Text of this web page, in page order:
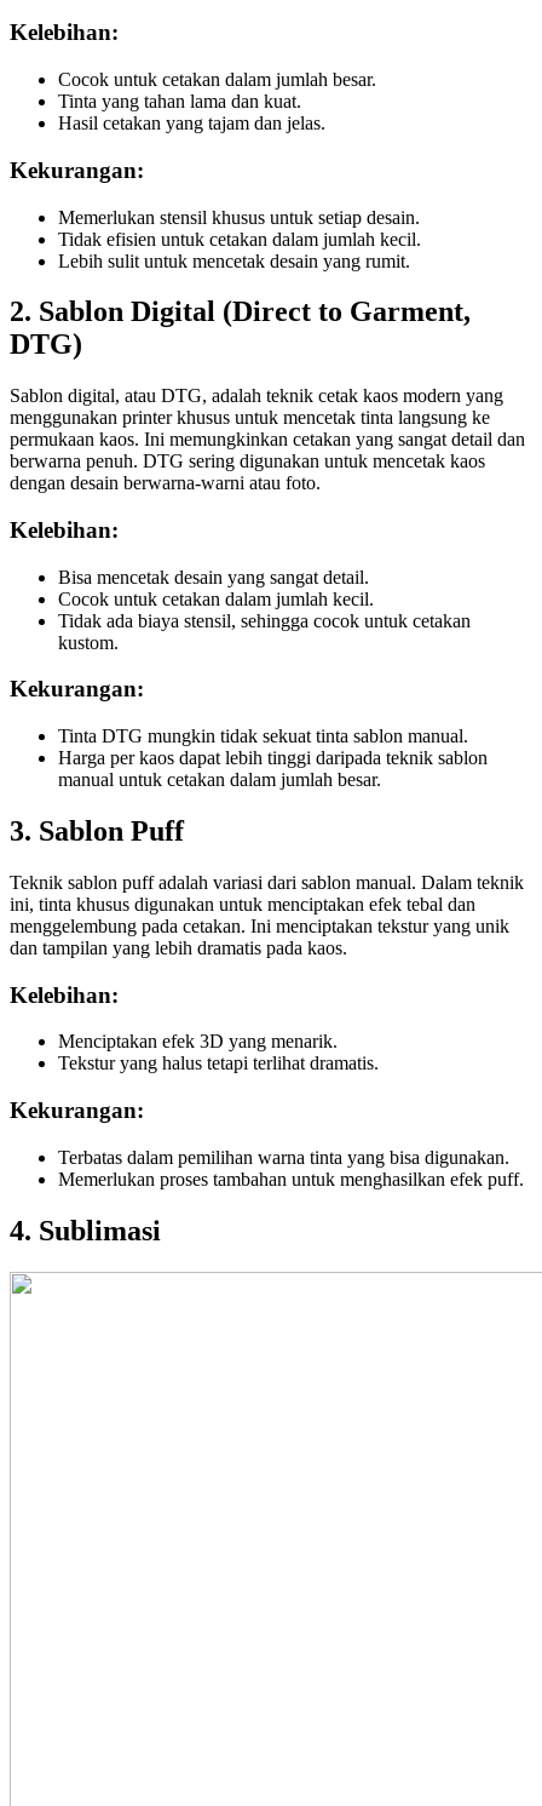
Kelebihan:
Cocok untuk cetakan dalam jumlah besar.
Tinta yang tahan lama dan kuat.
Hasil cetakan yang tajam dan jelas.
Kekurangan:
Memerlukan stensil khusus untuk setiap desain.
Tidak efisien untuk cetakan dalam jumlah kecil.
Lebih sulit untuk mencetak desain yang rumit.
2. Sablon Digital (Direct to Garment,
DTG)
Sablon digital, atau DTG, adalah teknik cetak kaos modern yang
menggunakan printer khusus untuk mencetak tinta langsung ke
permukaan kaos. Ini memungkinkan cetakan yang sangat detail dan
berwarna penuh. DTG sering digunakan untuk mencetak kaos
dengan desain berwarna-warni atau foto.
Kelebihan:
Bisa mencetak desain yang sangat detail.
Cocok untuk cetakan dalam jumlah kecil.
Tidak ada biaya stensil, sehingga cocok untuk cetakan
kustom.
Kekurangan:
Tinta DTG mungkin tidak sekuat tinta sablon manual.
Harga per kaos dapat lebih tinggi daripada teknik sablon
manual untuk cetakan dalam jumlah besar.
3. Sablon Puff
Teknik sablon puff adalah variasi dari sablon manual. Dalam teknik
ini, tinta khusus digunakan untuk menciptakan efek tebal dan
menggelembung pada cetakan. Ini menciptakan tekstur yang unik
dan tampilan yang lebih dramatis pada kaos.
Kelebihan:
Menciptakan efek 3D yang menarik.
Tekstur yang halus tetapi terlihat dramatis.
Kekurangan:
Terbatas dalam pemilihan warna tinta yang bisa digunakan.
Memerlukan proses tambahan untuk menghasilkan efek puff.
4. Sublimasi